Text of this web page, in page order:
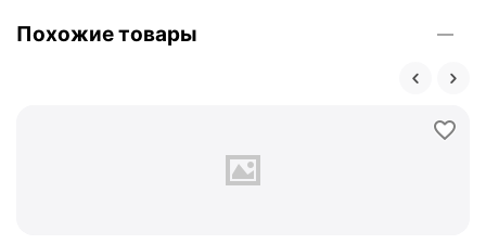
Похожие товары